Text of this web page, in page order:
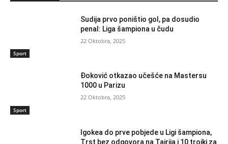
Sport
Sudija prvo poništio gol, pa dosudio
penal: Liga šampiona u čudu
22 Oktobra, 2025
Sport
Đoković otkazao učešće na Mastersu
1000 u Parizu
22 Oktobra, 2025
Igokea do prve pobjede u Ligi šampiona,
Trst bez odgovora na Tajrija i 10 trojki za